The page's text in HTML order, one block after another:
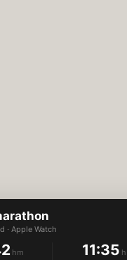
· Apple Watch
hm 11:35 h